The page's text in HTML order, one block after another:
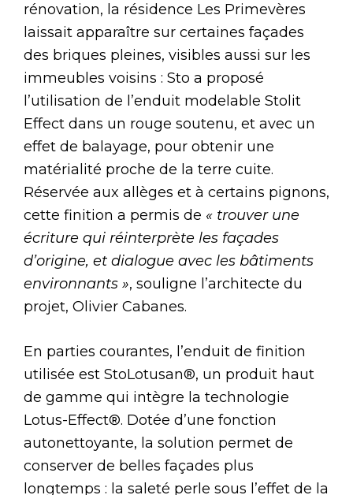
rénovation, la résidence Les Primevères
laissait apparaître sur certaines façades
des briques pleines, visibles aussi sur les
immeubles voisins : Sto a proposé
l’utilisation de l’enduit modelable Stolit
Effect dans un rouge soutenu, et avec un
effet de balayage, pour obtenir une
matérialité proche de la terre cuite.
Réservée aux allèges et à certains pignons,
cette finition a permis de « trouver une
écriture qui réinterprète les façades
d’origine, et dialogue avec les bâtiments
environnants », souligne l’architecte du
projet, Olivier Cabanes.
En parties courantes, l’enduit de finition
utilisée est StoLotusan®, un produit haut
de gamme qui intègre la technologie
Lotus-Effect®. Dotée d’une fonction
autonettoyante, la solution permet de
conserver de belles façades plus
longtemps : la saleté perle sous l’effet de la